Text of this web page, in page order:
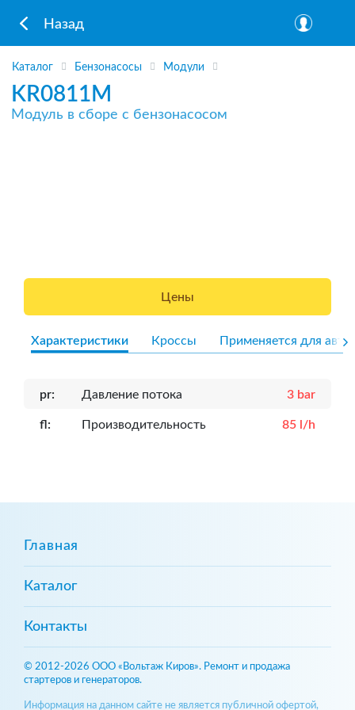
Назад
Каталог Бензонасосы Модули
KR0811M
Модуль в сборе с бензонасосом
Цены
Характеристики Кроссы Применяется для авто
pr: Давление потока 3 bar
fl: Производительность 85 l/h
Главная
Каталог
Контакты
© 2012-2026 ООО «Вольтаж Киров». Ремонт и продажа
стартеров и генераторов.
Информация на данном сайте не является публичной офертой,